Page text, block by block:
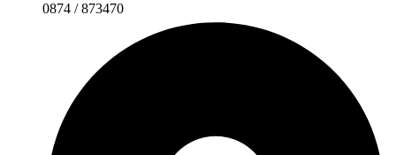
0874 / 873470